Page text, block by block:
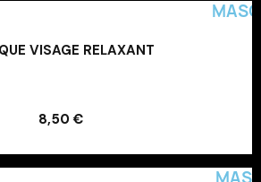
VISAGE RELAXANT
8,50 €
Ajouter au panier